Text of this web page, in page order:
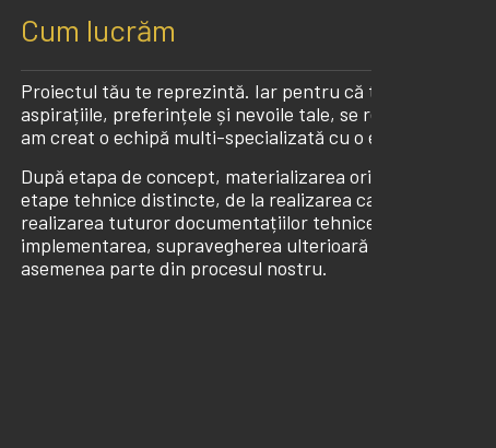
Cum lucrăm
Proiectul tău te reprezintă. Iar pentru că treaba
aspirațiile, preferințele și nevoile tale, se regăsesc,
am creat o echipă multi-specializată cu o experiență de
După etapa de concept, materializarea oricărui proiect
etape tehnice distincte, de la realizarea cadastrelor, a
realizarea tuturor documentațiilor tehnice pentru
implementarea, supravegherea ulterioară a lucrărilor și
asemenea parte din procesul nostru.